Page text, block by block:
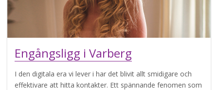
Engångsligg i Varberg
I den digitala era vi lever i har det blivit allt smidigare och
effektivare att hitta kontakter. Ett spännande fenomen som